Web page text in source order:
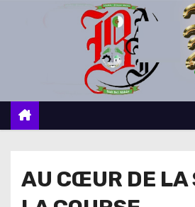
c
AU CŒUR DE LA